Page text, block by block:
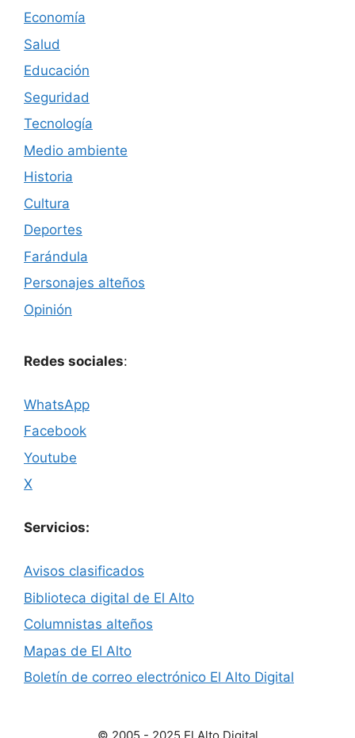
Economía
Salud
Educación
Seguridad
Tecnología
Medio ambiente
Historia
Cultura
Deportes
Farándula
Personajes alteños
Opinión
Redes sociales:
WhatsApp
Facebook
Youtube
X
Servicios:
Avisos clasificados
Biblioteca digital de El Alto
Columnistas alteños
Mapas de El Alto
Boletín de correo electrónico El Alto Digital